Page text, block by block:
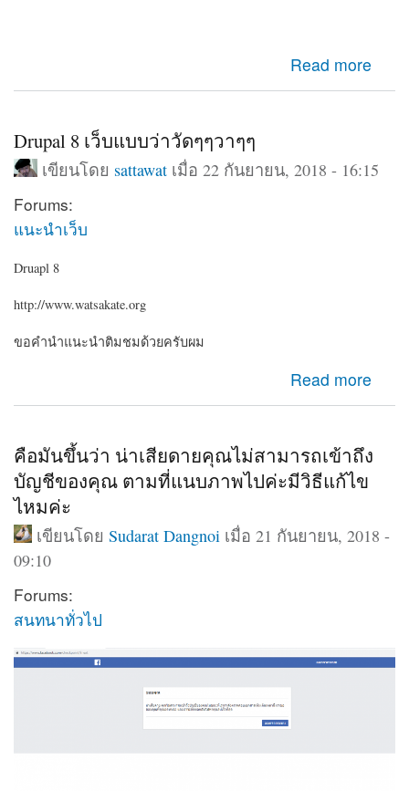
Read more
about สำรองข้อมูลคอนเท้นก่อนอัพเดท Drupal
Drupal 8 เว็บแบบว่าวัดๆๆวาๆๆ
เขียนโดย sattawat เมื่อ 22 กันยายน, 2018 - 16:15
Forums:
แนะนำเว็บ
Druapl 8
http://www.watsakate.org
ขอคำนำแนะนำติมชมด้วยครับผม
Read more
คือมันขึ้นว่า น่าเสียดายคุณไม่สามารถเข้าถึง
บัญชีของคุณ ตามที่แนบภาพไปค่ะมีวิธีแก้ไข
ไหมค่ะ
เขียนโดย Sudarat Dangnoi เมื่อ 21 กันยายน, 2018 -
09:10
Forums:
สนทนาทั่วไป